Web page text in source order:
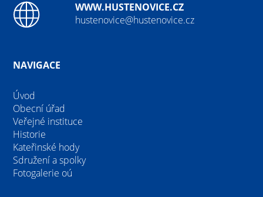
WWW.HUSTENOVICE.CZ
hustenovice@hustenovice.cz
NAVIGACE
Úvod
Obecní úřad
Veřejné instituce
Historie
Kateřinské hody
Sdružení a spolky
Fotogalerie oú